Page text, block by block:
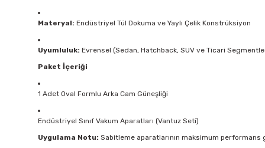
Materyal: Endüstriyel Tül Dokuma ve Yaylı Çelik Konstrüksiyon
Uyumluluk: Evrensel (Sedan, Hatchback, SUV ve Ticari
Paket İçeriği
1 Adet Oval Formlu Arka Cam Güneşliği
Endüstriyel Sınıf Vakum Aparatları (Vantuz Seti)
Uygulama Notu: Sabitleme aparatlarının maksimum performans